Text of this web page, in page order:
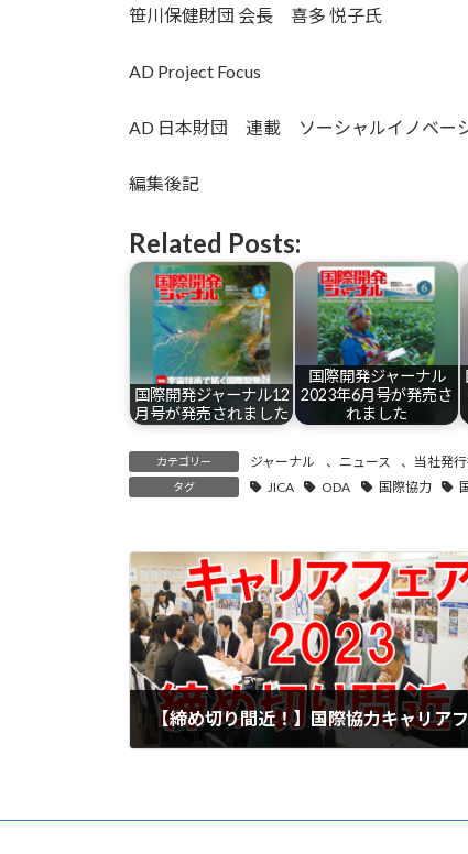
笹川保健財団 会長 喜多 悦子氏
AD Project Focus
AD 日本財団 連載 ソーシャルイノベー
編集後記
Related Posts:
国際開発ジャーナル12
月号が発売されました
国際開発ジャーナル
2023年6月号が発売さ
れました
カテゴリー ジャーナル 、 ニュース 、 当社発
タグ JICA ODA 国際協力